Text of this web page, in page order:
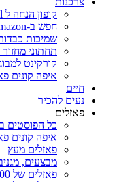
קופון הנחה ל redboxparcel
חפש ב-Amazon עם משלוח חינם לישראל
שמיכות
תחתוני
קורקינט
איפה קונים
חיים
נעים להכיר
פאזלים
כל הפוסטים
איפה קונים
פאזלים מעץ
מבצעים,
פאזלים של 1000 חלקים